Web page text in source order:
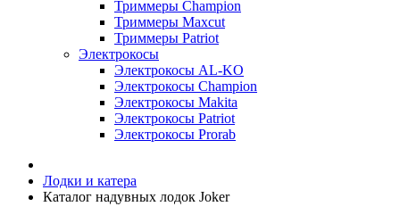
Триммеры Champion
Триммеры Maxcut
Триммеры Patriot
Электрокосы
Электрокосы AL-KO
Электрокосы Champion
Электрокосы Makita
Электрокосы Patriot
Электрокосы Prorab
Лодки и катера
Каталог надувных лодок Joker